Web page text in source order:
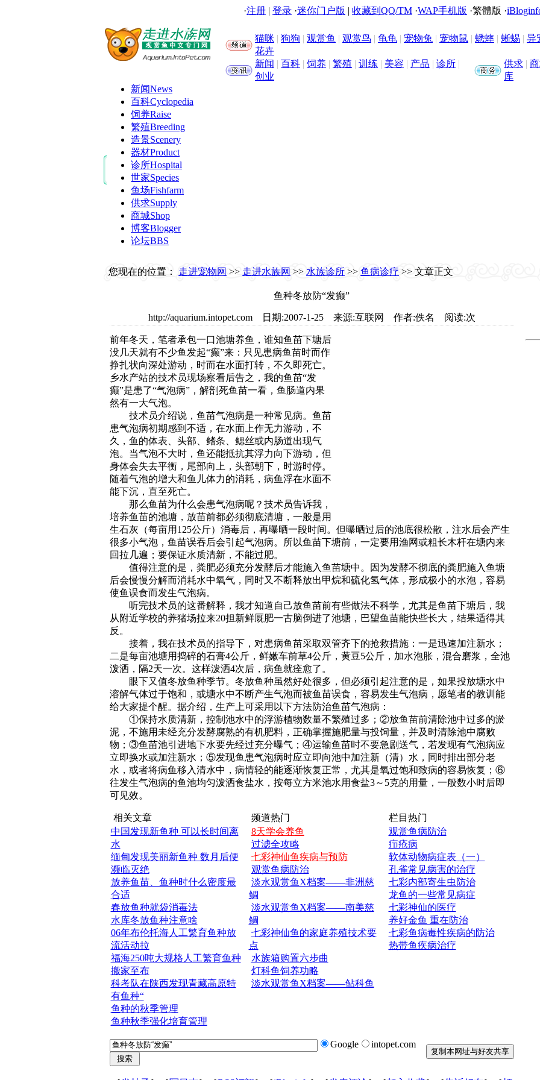
·注册 | 登录 ·迷你门户版 | 收藏到QQ/TM ·WAP手机版 ·繁體版 ·
猫咪 | 狗狗 | 观赏鱼 | 观赏鸟 | 龟龟 | 宠物兔 | 宠物鼠 | 蟋蟀 | 蜥蜴 | 异
花卉
新闻 | 百科 | 饲养 | 繁殖 | 训练 | 美容 | 产品 | 诊所 |
创业
供求 |
库
新闻News
百科Cyclopedia
饲养Raise
繁殖Breeding
造景Scenery
器材Product
诊所Hospital
世家Species
鱼场Fishfarm
供求Supply
商城Shop
博客Blogger
论坛BBS
您现在的位置： 走进宠物网 >> 走进水族网 >> 水族诊所 >> 鱼病诊疗 >> 文章正文
鱼种冬放防“发癫”
http://aquarium.intopet.com 日期:2007-1-25 来源:互联网 作者:佚名 阅读:次
前年冬天，笔者承包一口池塘养鱼，谁知鱼苗下塘后
没几天就有不少鱼发起“癫”来：只见患病鱼苗时而作
挣扎状向深处游动，时而在水面打转，不久即死亡。
乡水产站的技术员现场察看后告之，我的鱼苗“发
癫”是患了“气泡病”，解剖死鱼苗一看，鱼肠道内果
然有一大气泡。
技术员介绍说，鱼苗气泡病是一种常见病。鱼苗
患气泡病初期感到不适，在水面上作无力游动，不
久，鱼的体表、头部、鳍条、鳃丝或内肠道出现气
泡。当气泡不大时，鱼还能抵抗其浮力向下游动，但
身体会失去平衡，尾部向上，头部朝下，时游时停。
随着气泡的增大和鱼儿体力的消耗，病鱼浮在水面不
能下沉，直至死亡。
那么鱼苗为什么会患气泡病呢？技术员告诉我，
培养鱼苗的池塘，放苗前都必须彻底清塘，一般是用
生石灰（每亩用125公斤）消毒后，再曝晒一段时间。但曝晒过后的池底很松散，注水后会产生
很多小气泡，鱼苗误吞后会引起气泡病。所以鱼苗下塘前，一定要用渔网或粗长木杆在塘内来
回拉几遍；要保证水质清新，不能过肥。
值得注意的是，粪肥必须充分发酵后才能施入鱼苗塘中。因为发酵不彻底的粪肥施入鱼塘
后会慢慢分解而消耗水中氧气，同时又不断释放出甲烷和硫化氢气体，形成极小的水泡，容易
使鱼误食而发生气泡病。
听完技术员的这番解释，我才知道自己放鱼苗前有些做法不科学，尤其是鱼苗下塘后，我
从附近学校的养猪场拉来20担新鲜厩肥一古脑倒进了池塘，巴望鱼苗能快些长大，结果适得其
反。
接着，我在技术员的指导下，对患病鱼苗采取双管齐下的抢救措施：一是迅速加注新水；
二是每亩池塘用捣碎的石膏4公斤，鲜嫩车前草4公斤，黄豆5公斤，加水泡胀，混合磨浆，全池
泼洒，隔2天一次。这样泼洒4次后，病鱼就痊愈了。
眼下又值冬放鱼种季节。冬放鱼种虽然好处很多，但必须引起注意的是，如果投放塘水中
溶解气体过于饱和，或塘水中不断产生气泡而被鱼苗误食，容易发生气泡病，愿笔者的教训能
给大家提个醒。据介绍，生产上可采用以下方法防治鱼苗气泡病：
①保持水质清新，控制池水中的浮游植物数量不繁殖过多；②放鱼苗前清除池中过多的淤
泥，不施用未经充分发酵腐熟的有机肥料，正确掌握施肥量与投饲量，并及时清除池中腐败
物；③鱼苗池引进地下水要先经过充分曝气；④运输鱼苗时不要急剧送气，若发现有气泡病应
立即换水或加注新水；⑤发现鱼患气泡病时应立即向池中加注新（清）水，同时排出部分老
水，或者将病鱼移入清水中，病情轻的能逐渐恢复正常，尤其是氧过饱和致病的容易恢复；⑥
往发生气泡病的鱼池均匀泼洒食盐水，按每立方米池水用食盐3～5克的用量，一般数小时后即
可见效。
相关文章
中国发现新鱼种 可以长时间离
水
缅甸发现美丽新鱼种 数月后便
濒临灭绝
放养鱼苗、鱼种时什么密度最
合适
春放鱼种就袋消毒法
水库冬放鱼种注意啥
06年布伦托海人工繁育鱼种放
流活动拉
福海250吨大规格人工繁育鱼种
搬家至布
科考队在陕西发现青藏高原特
有鱼种“
鱼种的秋季管理
鱼种秋季强化培育管理
频道热门
8天学会养鱼
过滤全攻略
七彩神仙鱼疾病与预防
观赏鱼病防治
淡水观赏鱼X档案——非洲慈
鲷
淡水观赏鱼X档案——南美慈
鲷
七彩神仙鱼的家庭养殖技术要
点
水族箱购置六步曲
灯科鱼饲养功略
淡水观赏鱼X档案——鲇科鱼
栏目热门
观赏鱼病防治
疖疮病
软体动物病症表（一）
孔雀常见病害的治疗
七彩内部寄生虫防治
龙鱼的一些常见病症
七彩神仙的医疗
养好金鱼 重在防治
七彩鱼病毒性疾病的防治
热带鱼疾病治疗
Google intopet.com